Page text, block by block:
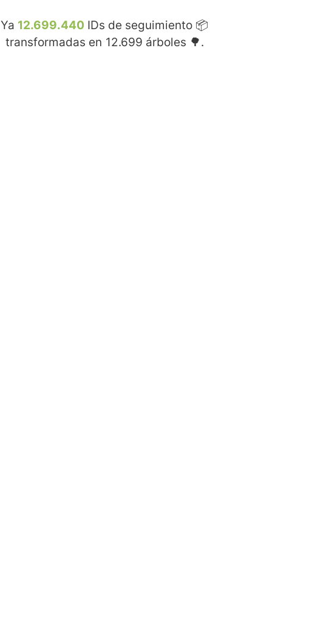
Ya 12.699.440 IDs de seguimiento 📦
transformadas en 12.699 árboles 🌳.